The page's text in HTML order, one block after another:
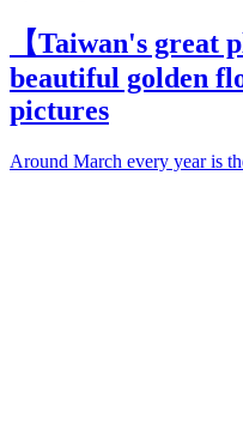
【Taiwan's great
beautiful golden
pictures
Around March every year is